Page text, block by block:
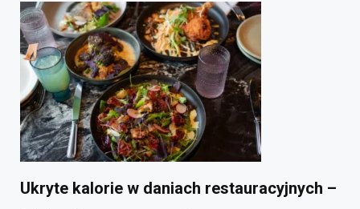
Ukryte kalorie w daniach restauracyjnych –